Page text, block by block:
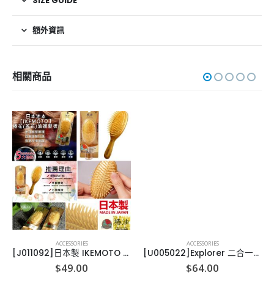
額外資訊
相關商品
ACCESSORIES
[J011092]日本製 IKEMOTO 山茶花椿油按摩梳
$49.00
ACCESSORIES
[U005022]Explorer 二合一野餐墊旅行包
$64.00